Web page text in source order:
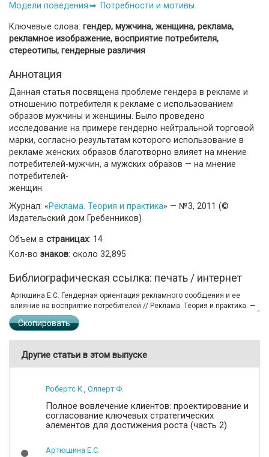
Модели поведения
Потребности и мотивы
Ключевые слова: гендер, мужчина, женщина, реклама,
рекламное изображение, восприятие потребителя,
стереотипы, гендерные различия
Аннотация
Данная статья посвящена проблеме гендера в рекламе и
отношению потребителя к рекламе с использованием
образов мужчины и женщины. Было проведено
исследование на примере гендерно нейтральной торговой
марки, согласно результатам которого использование в
рекламе женских образов благотворно влияет на мнение
потребителей-мужчин, а мужских образов — на мнение
потребителей-
женщин.
Журнал: «Реклама. Теория и практика» — №3, 2011 (©
Издательский дом Гребенников)
Объем в страницах: 14
Кол-во знаков: около 32,895
Библиографическая ссылка: печать / интернет
Скопировать
Другие статьи в этом выпуске
Робертс К. Олперт Ф.
Полное вовлечение клиентов: проектирование и
согласование ключевых стратегических
элементов для достижения роста (часть 2)
Артюшина Е.С.